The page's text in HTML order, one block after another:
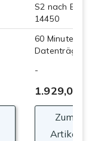
S2 nach EN
14450
60 Minuten
Datenträger
-
1.929,00 €
Zum
Artikel